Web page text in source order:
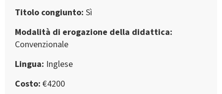
Titolo congiunto Sì
Modalità di erogazione della didattica
Convenzionale
Lingua Inglese
Costo €4200